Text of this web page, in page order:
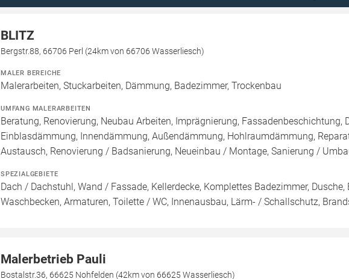
BLITZ
Bergstr.88, 66706 Perl (24km von 66706 Wasserliesch)
MALER BEREICHE
Malerarbeiten, Stuckarbeiten, Dämmung, Badezimmer, Trockenbau
UMFANG MALERARBEITEN
Beratung, Renovierung, Neubau Arbeiten, Imprägnierung, Fassadenbeschichtung,
Einblasdämmung, Innendämmung, Außendämmung, Hohlraumdämmung,
Austausch, Renovierung / Badsanierung, Neueinbau / Montage, Sanierung /
SPEZIALGEBIETE
Dach / Dachstuhl, Wand / Fassade, Kellerdecke, Komplettes Badezimmer,
Waschbecken, Armaturen, Toilette / WC, Innenausbau, Lärm- / Schallschutz,
Malerbetrieb Pauli
Bostalstr.36, 66625 Nohfelden (42km von 66625 Wasserliesch)